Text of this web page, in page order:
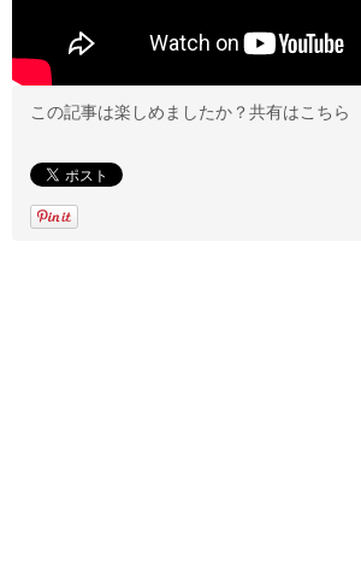
この記事は楽しめましたか？共有はこちら